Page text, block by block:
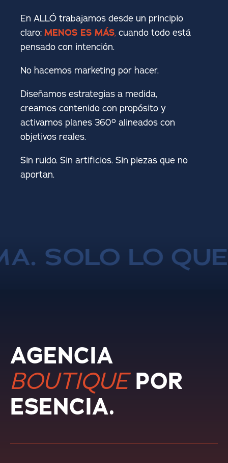
En ALLÓ trabajamos desde un principio
claro: MENOS ES MÁS, cuando todo está
pensado con intención.
No hacemos marketing por hacer.
Diseñamos estrategias a medida,
creamos contenido con propósito y
activamos planes 360º alineados con
objetivos reales.
Sin ruido. Sin artificios. Sin piezas que no
aportan.
LO QUE
AGENCIA
BOUTIQUEPOR
ESENCIA.